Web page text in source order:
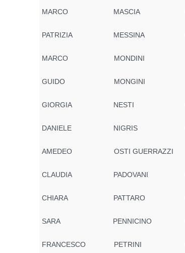
MARCO MASCIA
PATRIZIA MESSINA
MARCO MONDINI
GUIDO MONGINI
GIORGIA NESTI
DANIELE NIGRIS
AMEDEO OSTI GUERRAZZI
CLAUDIA PADOVANI
CHIARA PATTARO
SARA PENNICINO
FRANCESCO PETRINI